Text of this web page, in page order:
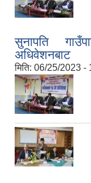
सुनापति
अधिवेशनबाट
मिति: 06/25/2023 -